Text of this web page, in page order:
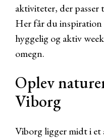
aktiviteter, der passer
Her får du
hyggelig og aktiv
omegn.
Oplev
Viborg
Viborg ligger midt i et